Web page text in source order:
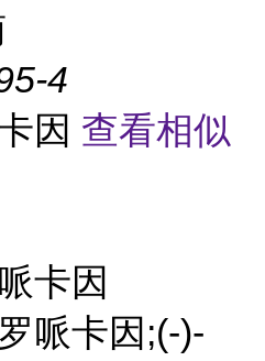
4
因 查看相似
卡因
哌卡因;(-)-